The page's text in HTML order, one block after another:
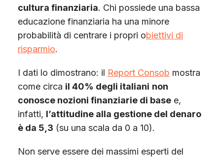
cultura finanziaria. Chi possiede una bassa
educazione finanziaria ha una minore
probabilità di centrare i propri obiettivi di
risparmio.
I dati lo dimostrano: il Report Consob mostra
come circa il 40% degli italiani non
conosce nozioni finanziarie di basee,
infatti, l’attitudine alla gestione del denaro
è da 5,3 (su una scala da 0 a 10).
Non serve essere dei massimi esperti del